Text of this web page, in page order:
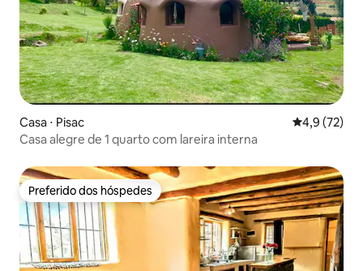
Casa ⋅ Pisac 4,9 de uma
4,9 (72)
Casa alegre de 1 quarto com lareira interna
Preferido dos hóspedes
Preferido dos hóspedes